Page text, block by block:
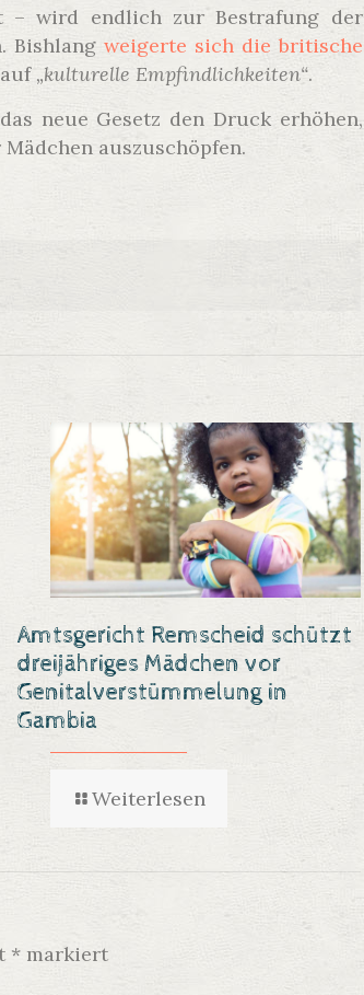
– wird endlich zur Bestrafung der
Bishlang weigerte sich die britische
„kulturelle Empfindlichkeiten“.
neue Gesetz den Druck erhöhen,
auszuschöpfen.
Amtsgericht Remscheid schützt
dreijähriges Mädchen vor
Genitalverstümmelung in
Gambia
Weiterlesen
* markiert